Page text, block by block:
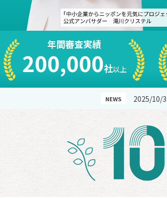
年間審査実績
200,000社以上
NEWS 2025/10/3